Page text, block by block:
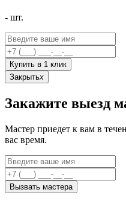
- шт.
Купить в 1 клик
Закрытьx
Закажите выезд
Мастер приедет к вам в
вас время.
Вызвать мастера